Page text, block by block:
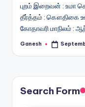
புறம் இறைவன் : உமா
தீர்த்தம் : கௌதிகை ஊர்
கோதாவரி மாநிலம் :
Posted
Ganesh
Search Form